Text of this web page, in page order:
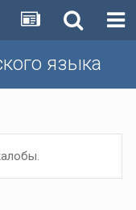
языка